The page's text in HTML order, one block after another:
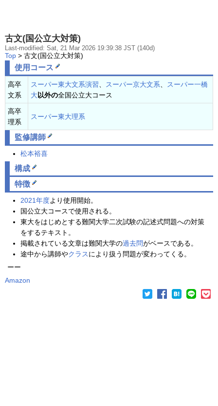
古文(国公立大対策)
Last-modified: Sat, 21 Mar 2026 19:39:38 JST (140d)
Top > 古文(国公立大対策)
使用コース
高卒
文系
スーパー東大文系演習 スーパー京大文系
スーパー一橋
大以外の全国公立大コース
高卒
理系
スーパー東大理系
監修講師
松本裕喜
構成
特徴
2021年度より使用開始。
国公立大コースで使用される。
東大をはじめとする難関大学二次試験の記述式問題への対策
をするテキスト。
掲載されている文章は難関大学の過去問がベースである。
途中から講師やクラスにより扱う問題が変わってくる。
ーー
Amazon